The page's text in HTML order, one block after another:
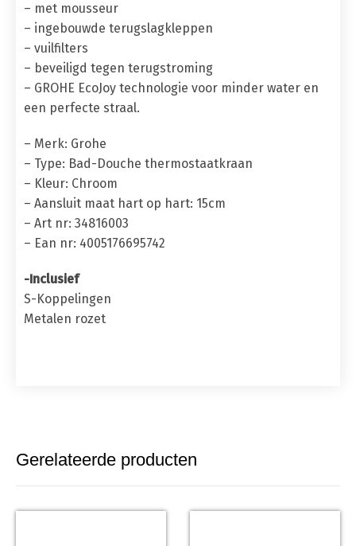
– met mousseur
– ingebouwde terugslagkleppen
– vuilfilters
– beveiligd tegen terugstroming
– GROHE EcoJoy technologie voor minder water en
een perfecte straal.
– Merk: Grohe
– Type: Bad-Douche thermostaatkraan
– Kleur: Chroom
– Aansluit maat hart op hart: 15cm
– Art nr: 34816003
– Ean nr: 4005176695742
-Inclusief
S-Koppelingen
Metalen rozet
Gerelateerde producten